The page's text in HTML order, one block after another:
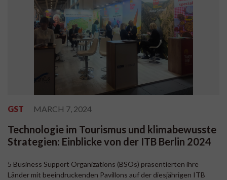
GST MARCH 7, 2024
Technologie im Tourismus und klimabewusste
Strategien: Einblicke von der ITB Berlin 2024
5 Business Support Organizations (BSOs) präsentierten ihre
Länder mit beeindruckenden Pavillons auf der diesjährigen ITB